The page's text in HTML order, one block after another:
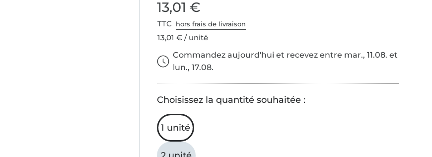
13,01 €
TTC hors frais de livraison
13,01 € / unité
Commandez aujourd'hui et recevez entre mar., 11.08. et
lun., 17.08.
Choisissez la quantité souhaitée :
1 unité